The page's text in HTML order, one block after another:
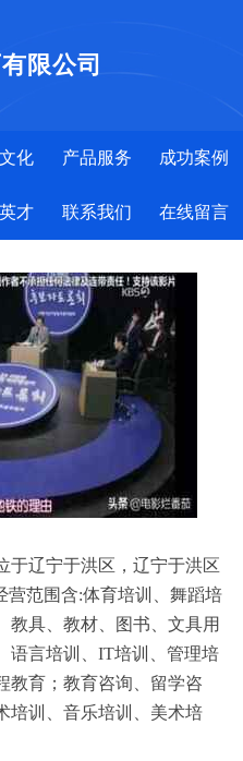
限公司
化 产品服务 成功案例
才 联系我们 在线留言
于辽宁于洪区，辽宁于洪区
营范围含:体育培训、舞蹈培
教具、教材、图书、文具用
语言培训、IT培训、管理培
教育；教育咨询、留学咨
培训、音乐培训、美术培